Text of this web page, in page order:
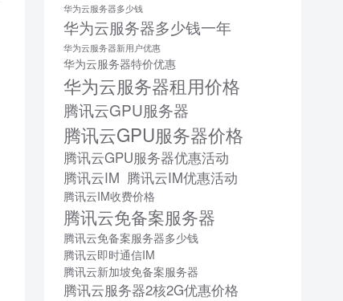
华为云服务器多少钱
华为云服务器多少钱一年
华为云服务器新用户优惠
华为云服务器特价优惠
华为云服务器租用价格
腾讯云GPU服务器
腾讯云GPU服务器价格
腾讯云GPU服务器优惠活动
腾讯云IM 腾讯云IM优惠活动
腾讯云IM收费价格
腾讯云免备案服务器
腾讯云免备案服务器多少钱
腾讯云即时通信IM
腾讯云新加坡免备案服务器
腾讯云服务器2核2G优惠价格